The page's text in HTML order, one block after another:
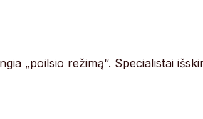
„poilsio režimą“. Specialistai